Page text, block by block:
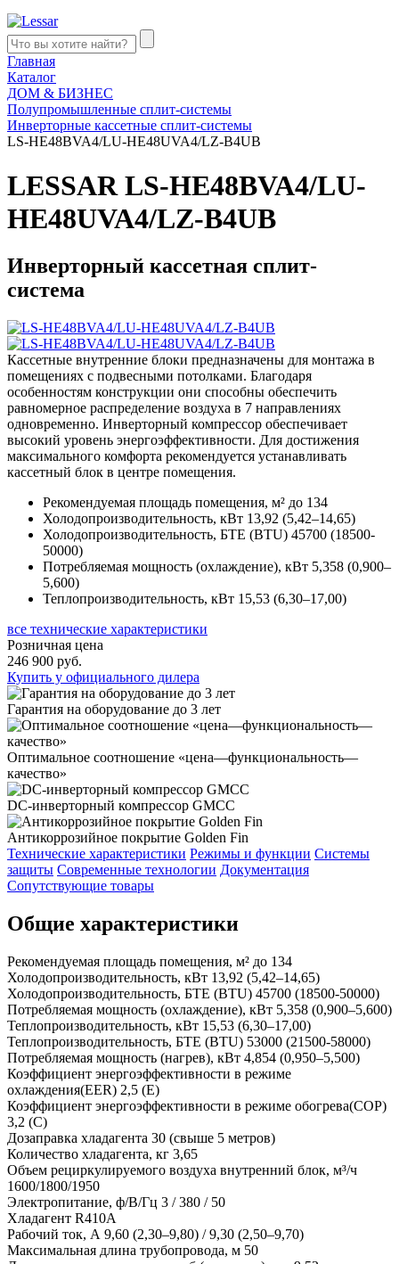
Главная
Каталог
ДОМ & БИЗНЕС
Полупромышленные сплит-системы
Инверторные кассетные сплит-системы
LS-HE48BVA4/LU-HE48UVA4/LZ-B4UB
LESSAR LS-HE48BVA4/LU-
HE48UVA4/LZ-B4UB
Инверторный кассетная сплит-
система
Кассетные внутренние блоки предназначены для монтажа в
помещениях с подвесными потолками. Благодаря
особенностям конструкции они способны обеспечить
равномерное распределение воздуха в 7 направлениях
одновременно. Инверторный компрессор обеспечивает
высокий уровень энергоэффективности. Для достижения
максимального комфорта рекомендуется устанавливать
кассетный блок в центре помещения.
Рекомендуемая площадь помещения, м² до 134
Холодопроизводительность, кВт 13,92 (5,42–14,65)
Холодопроизводительность, БТЕ (BTU) 45700 (18500-
50000)
Потребляемая мощность (охлаждение), кВт 5,358 (0,900–
5,600)
Теплопроизводительность, кВт 15,53 (6,30–17,00)
все технические характеристики
Розничная цена
246 900 руб.
Купить у официального дилера
Гарантия на оборудование до 3 лет
Оптимальное соотношение «цена—функциональность—
качество»
DС-инверторный компрессор GMCC
Антикоррозийное покрытие Golden Fin
Технические характеристики Режимы и функции Системы
защиты Современные технологии Документация
Сопутствующие товары
Общие характеристики
Рекомендуемая площадь помещения, м² до 134
Холодопроизводительность, кВт 13,92 (5,42–14,65)
Холодопроизводительность, БТЕ (BTU) 45700 (18500-50000)
Потребляемая мощность (охлаждение), кВт 5,358 (0,900–5,600)
Теплопроизводительность, кВт 15,53 (6,30–17,00)
Теплопроизводительность, БТЕ (BTU) 53000 (21500-58000)
Потребляемая мощность (нагрев), кВт 4,854 (0,950–5,500)
Коэффициент энергоэффективности в режиме
охлаждения(EER) 2,5 (E)
Коэффициент энергоэффективности в режиме обогрева(COP)
3,2 (C)
Дозаправка хладагента 30 (свыше 5 метров)
Количество хладагента, кг 3,65
Объем рециркулируемого воздуха внутренний блок, м³/ч
1600/1800/1950
Электропитание, ф/В/Гц 3 / 380 / 50
Хладагент R410A
Рабочий ток, А 9,60 (2,30–9,80) / 9,30 (2,50–9,70)
Максимальная длина трубопровода, м 50